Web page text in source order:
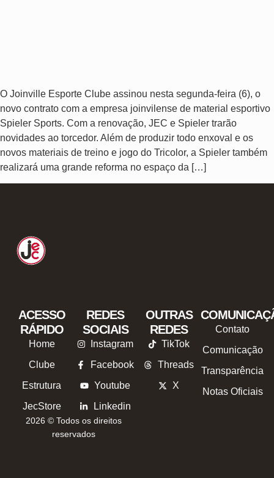
O Joinville Esporte Clube assinou nesta segunda-feira (6), o
novo contrato com a empresa joinvilense de material esportivo
Spieler Sports. Com a renovação, JEC e Spieler trarão
novidades ao torcedor. Além de produzir todo enxoval e os
novos materiais de treino e jogo do Tricolor, a Spieler também
realizará uma grande reforma no espaço da […]
ACESSO
RÁPIDO
Home
Clube
Estrutura
JecStore
REDES
SOCIAIS
Instagram
Facebook
Youtube
Linkedin
OUTRAS
REDES
TikTok
Threads
X
Contato
Comunicação
Transparência
Notas Oficiais
2026 © Todos os direitos
reservados